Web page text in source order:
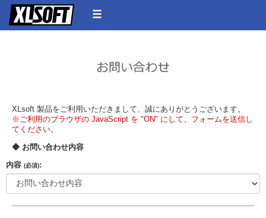
XLsoft 製品をご利用いただきまして、誠にありがとうございます。
※ご利用のブラウザの JavaScript を "ON" にして、フォームを送信し
てください。
◆ お問い合わせ内容
内容 (必須):